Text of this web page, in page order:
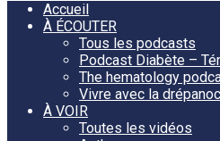
Accueil
À ÉCOUTER
Tous les podcasts
Podcast Diabète –
The hematology
Vivre avec la
À VOIR
Toutes les vidéos